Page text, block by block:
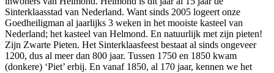
Sinterklaasstad van Nederland. Want sinds 2005 logeert onze
Goedheiligman al jaarlijks 3 weken in het mooiste kasteel van
Nederland; het kasteel van Helmond. En natuurlijk met zijn pieten!
Zijn Zwarte Pieten. Het Sinterklaasfeest bestaat al sinds ongeveer
1200, dus al meer dan 800 jaar. Tussen 1750 en 1850 kwam
(donkere) ‘Piet’ erbij. En vanaf 1850, al 170 jaar, kennen we het